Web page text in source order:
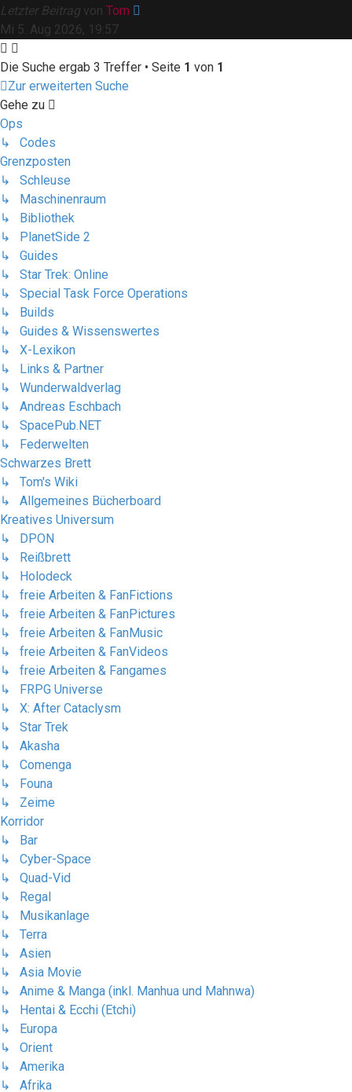
Letzter Beitrag von Tom
Mi 5. Aug 2026, 19:57
Die Suche ergab 3 Treffer • Seite 1 von 1
Zur erweiterten Suche
Gehe zu
Ops
↳ Codes
Grenzposten
↳ Schleuse
↳ Maschinenraum
↳ Bibliothek
↳ PlanetSide 2
↳ Guides
↳ Star Trek: Online
↳ Special Task Force Operations
↳ Builds
↳ Guides & Wissenswertes
↳ X-Lexikon
↳ Links & Partner
↳ Wunderwaldverlag
↳ Andreas Eschbach
↳ SpacePub.NET
↳ Federwelten
Schwarzes Brett
↳ Tom's Wiki
↳ Allgemeines Bücherboard
Kreatives Universum
↳ DPON
↳ Reißbrett
↳ Holodeck
↳ freie Arbeiten & FanFictions
↳ freie Arbeiten & FanPictures
↳ freie Arbeiten & FanMusic
↳ freie Arbeiten & FanVideos
↳ freie Arbeiten & Fangames
↳ FRPG Universe
↳ X: After Cataclysm
↳ Star Trek
↳ Akasha
↳ Comenga
↳ Founa
↳ Zeime
Korridor
↳ Bar
↳ Cyber-Space
↳ Quad-Vid
↳ Regal
↳ Musikanlage
↳ Terra
↳ Asien
↳ Asia Movie
↳ Anime & Manga (inkl. Manhua und Mahnwa)
↳ Hentai & Ecchi (Etchi)
↳ Europa
↳ Orient
↳ Amerika
↳ Afrika